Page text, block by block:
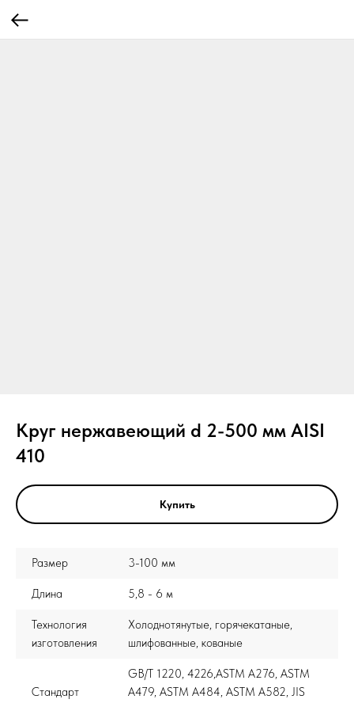
Круг нержавеющий d 2-500 мм AISI
410
Купить
Размер 3-100 мм
Длина 5,8 - 6 м
Технология
изготовления
Холоднотянутые, горячекатаные,
шлифованные, кованые
Стандарт
GB/T 1220, 4226,ASTM A276, ASTM
A479, ASTM A484, ASTM A582, JIS